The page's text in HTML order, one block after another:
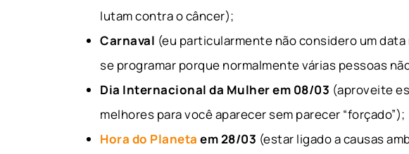
lutam contra o câncer);
Carnaval (eu particularmente não considero um
se programar porque normalmente várias pessoas
Dia Internacional da Mulher em 08/03 (aproveite
melhores para você aparecer sem parecer “forçado”);
Hora do Planeta em 28/03 (estar ligado a causas